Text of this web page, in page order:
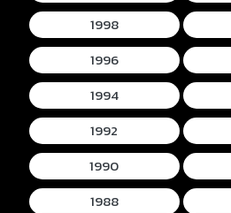
1998
1996
1994
1992
1990
1988